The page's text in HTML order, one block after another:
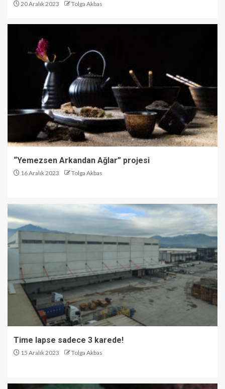
20 Aralık 2023 Tolga Akbas
“Yemezsen Arkandan Ağlar” projesi
16 Aralık 2023 Tolga Akbas
Time lapse sadece 3 karede!
15 Aralık 2023 Tolga Akbas